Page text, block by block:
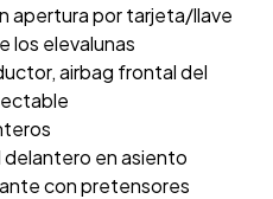
apertura por tarjeta/llave
los elevalunas
airbag frontal del
en asiento
con pretensores